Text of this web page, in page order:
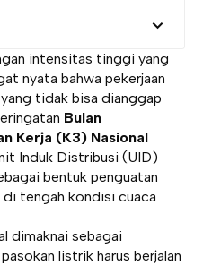
intensitas tinggi yang
nyata bahwa pekerjaan
tidak bisa dianggap
Bulan
Kerja (K3) Nasional
Induk Distribusi (UID)
bentuk penguatan
tengah kondisi cuaca
dimaknai sebagai
listrik harus berjalan